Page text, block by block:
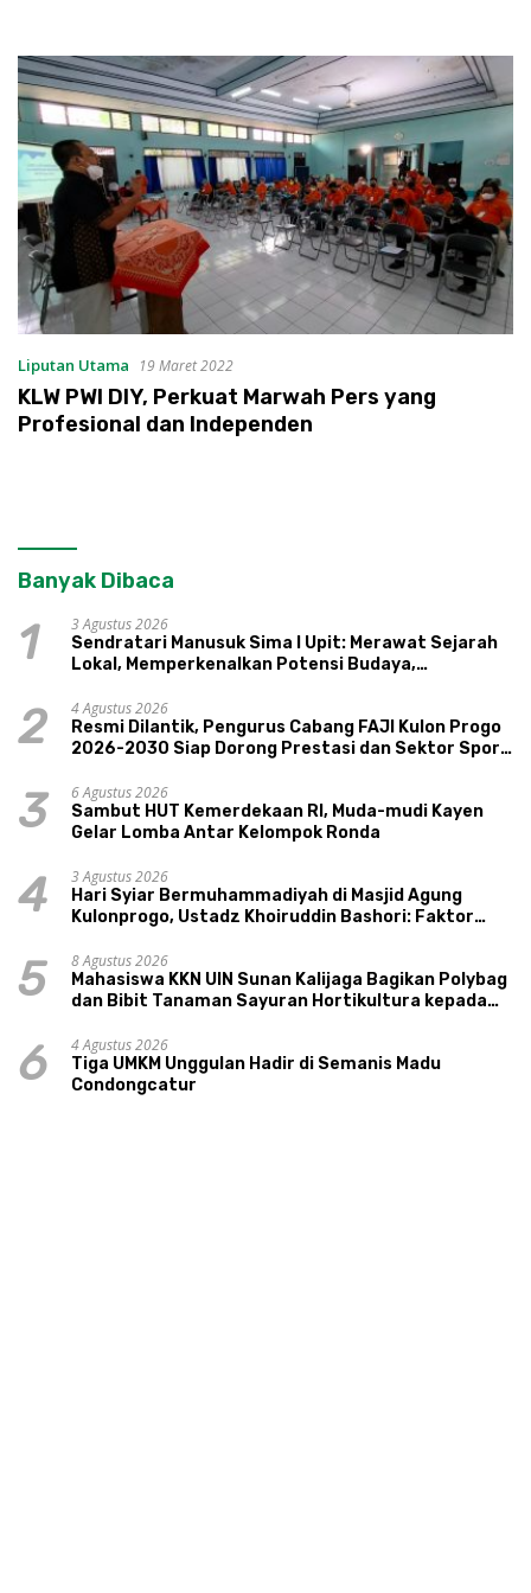
Liputan Utama 19 Maret 2022
KLW PWI DIY, Perkuat Marwah Pers yang
Profesional dan Independen
Banyak Dibaca
1
3 Agustus 2026
Sendratari Manusuk Sima I Upit: Merawat Sejarah
Lokal, Memperkenalkan Potensi Budaya,
2
4 Agustus 2026
Resmi Dilantik, Pengurus Cabang FAJI Kulon Progo
2026-2030 Siap Dorong Prestasi dan Sektor Sport
3
6 Agustus 2026
Sambut HUT Kemerdekaan RI, Muda-mudi Kayen
Gelar Lomba Antar Kelompok Ronda
4
3 Agustus 2026
Hari Syiar Bermuhammadiyah di Masjid Agung
Kulonprogo, Ustadz Khoiruddin Bashori: Faktor
5
8 Agustus 2026
Mahasiswa KKN UIN Sunan Kalijaga Bagikan Polybag
dan Bibit Tanaman Sayuran Hortikultura kepada
6
4 Agustus 2026
Tiga UMKM Unggulan Hadir di Semanis Madu
Condongcatur